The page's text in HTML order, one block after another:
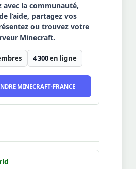
avec la communauté,
l’aide, partagez vos
ou trouvez votre
Minecraft.
4 300en ligne
MINECRAFT-FRANCE